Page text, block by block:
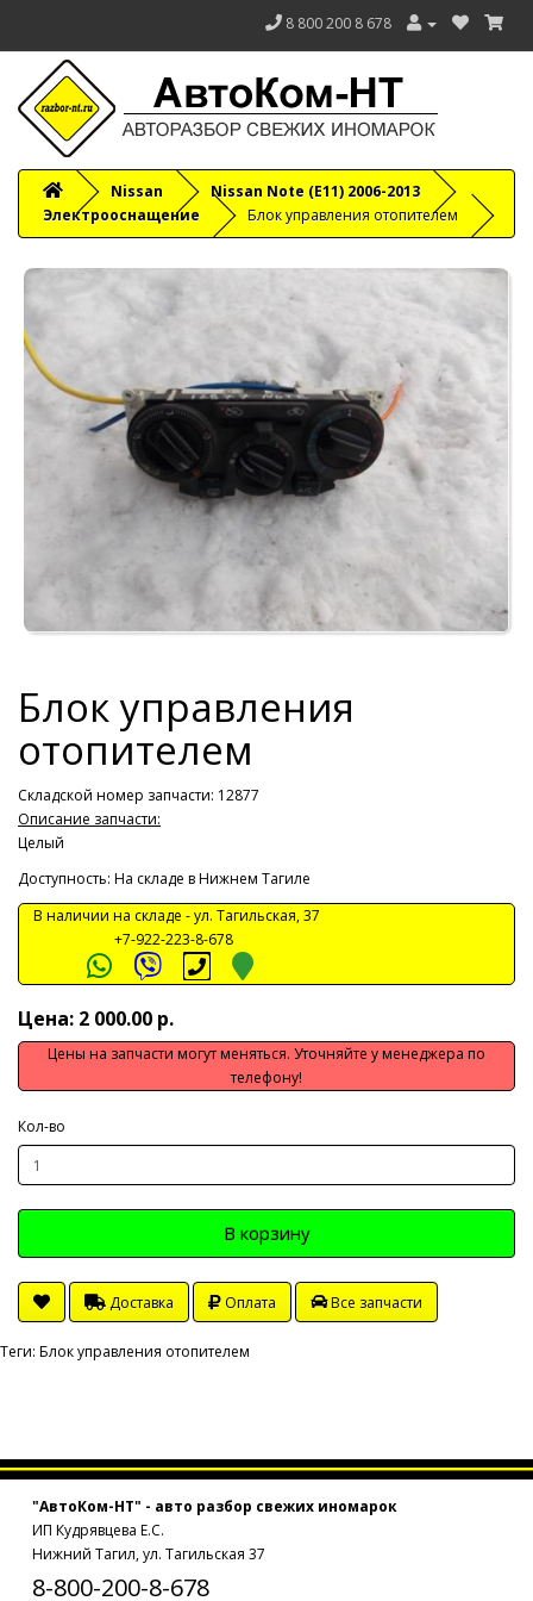
8 800 200 8 678
Nissan
Nissan Note (E11) 2006-2013
Электрооснащение
Блок управления отопителем
Блок управления
отопителем
Складской номер запчасти: 12877
Описание запчасти:
Целый
Доступность: На складе в Нижнем Тагиле
В наличии на складе -ул. Тагильская, 37
+7-922-223-8-678
Цена: 2 000.00 р.
Цены на запчасти могут меняться. Уточняйте у менеджера по
телефону!
Кол-во
В корзину
Доставка Оплата Все запчасти
Теги: Блок управления отопителем
"АвтоКом-НТ" - авто разбор свежих иномарок
ИП Кудрявцева Е.С.
Нижний Тагил, ул. Тагильская 37
8-800-200-8-678